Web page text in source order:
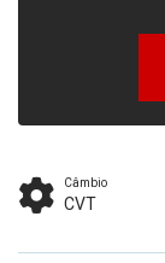
Câmbio
CVT